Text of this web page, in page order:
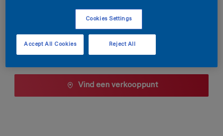
2,5 L
Verfcalculator
Vind een verkooppunt
Cookies Settings
Reject All
Accept All Cookies